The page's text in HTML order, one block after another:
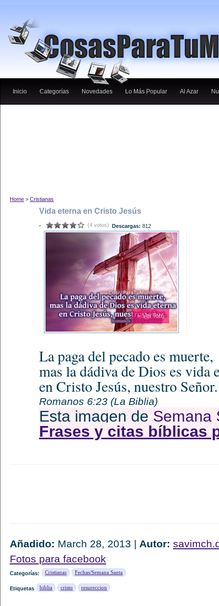
Inicio Categorías Novedades Lo Más Popular Al Azar
Home > Cristianas
Vida eterna en Cristo Jesús
- (4 votos) Descargas: 812
» Ver foto
La paga del pecado es muerte,
mas la dádiva de Dios es vida
en Cristo Jesús, nuestro Señor.
Romanos 6:23 (La Biblia)
Esta imagen de Semana
Frases y citas bíblicas
Añadido: March 28, 2013 | Autor:
Fotos para facebook
Categorías: Cristianas Fechas/Semana Santa
Etiquetas biblia cristo resureccion